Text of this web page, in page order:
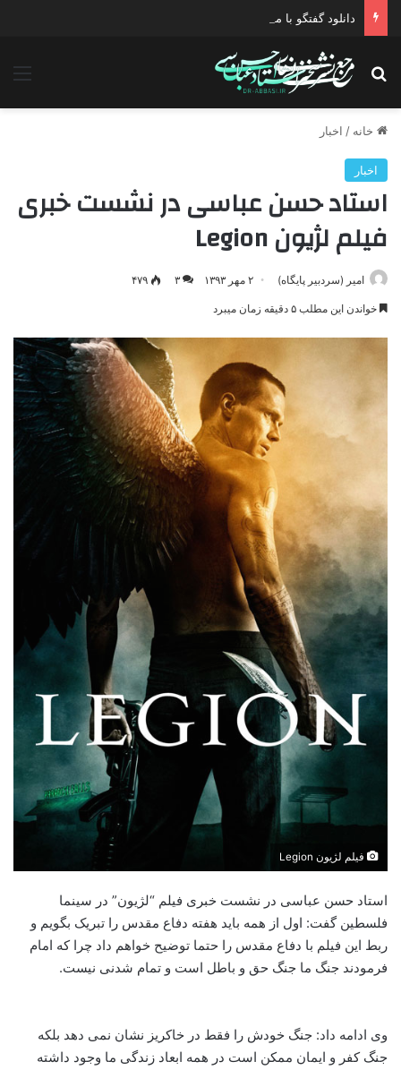
دانلود گفتگو با موضوع جنگ دیپلماتیک آمریکا علیه ایران
جستجو برای
خانه / اخبار
اخبار
استاد حسن عباسی در نشست خبری
فیلم لژیون Legion
امیر (سردبیر پایگاه) ۲ مهر ۱۳۹۳ ۳ ۴۷۹
خواندن این مطلب ۵ دقیقه زمان میبرد
فیلم لژیون Legion
استاد حسن عباسی در نشست خبری فیلم “لژیون” در سینما
فلسطین گفت: اول از همه باید هفته دفاع مقدس را تبریک بگویم و
ربط این فیلم با دفاع مقدس را حتما توضیح خواهم داد چرا که امام
فرمودند جنگ ما جنگ حق و باطل است و تمام شدنی نیست.
وی ادامه داد: جنگ خودش را فقط در خاکریز نشان نمی دهد بلکه
جنگ کفر و ایمان ممکن است در همه ابعاد زندگی ما وجود داشته